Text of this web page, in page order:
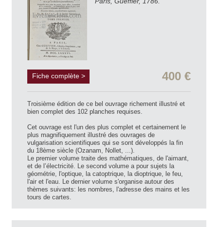
Fiche complète > 400 €
Troisième édition de ce bel ouvrage richement illustré et
bien complet des 102 planches requises.
Cet ouvrage est l'un des plus complet et certainement le
plus magnifiquement illustré des ouvrages de
vulgarisation scientifiques qui se sont développés la fin
du 18ème siècle (Ozanam, Nollet, ...).
Le premier volume traite des mathématiques, de l'aimant,
et de l’électricité. Le second volume a pour sujets la
géométrie, l'optique, la catoptrique, la dioptrique, le feu,
l'air et l'eau. Le dernier volume s'organise autour des
thèmes suivants: les nombres, l'adresse des mains et les
tours de cartes.